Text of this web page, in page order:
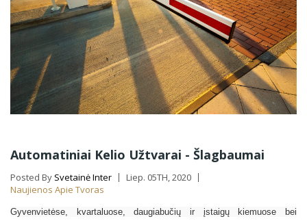
Automatiniai Kelio Užtvarai - Šlagbaumai
Posted By Svetainė Inter
Liep. 05TH, 2020
Naujienos Apie Tvoras
Gyvenvietėse, kvartaluose, daugiabučių ir įstaigų kiemuose bei